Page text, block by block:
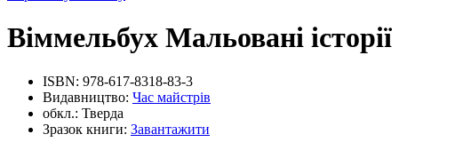
Віммельбух Мальовані історії
ISBN: 978-617-8318-83-3
Видавництво: Час майстрів
обкл.: Тверда
Зразок книги: Завантажити